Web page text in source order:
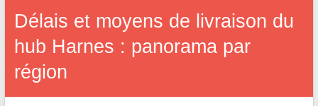
Délais et moyens de livraison du
hub Harnes : panorama par
région